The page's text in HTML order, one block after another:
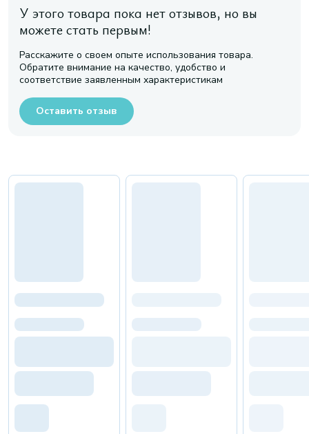
У этого товара пока нет отзывов, но вы
можете стать первым!
Расскажите о своем опыте использования товара.
Обратите внимание на качество, удобство и
соответствие заявленным характеристикам
Оставить отзыв